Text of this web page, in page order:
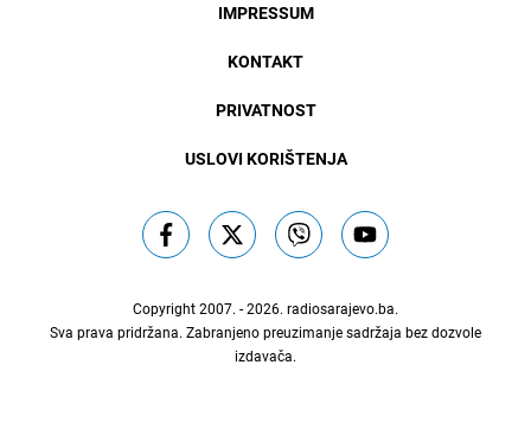
IMPRESSUM
KONTAKT
PRIVATNOST
USLOVI KORIŠTENJA
Copyright 2007. - 2026. radiosarajevo.ba.
Sva prava pridržana. Zabranjeno preuzimanje sadržaja bez dozvole
izdavača.